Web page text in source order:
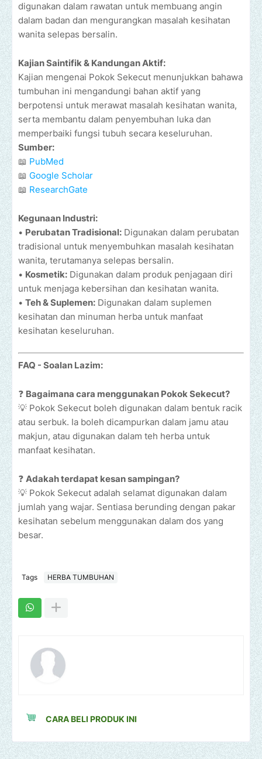
digunakan dalam rawatan untuk membuang angin
dalam badan dan mengurangkan masalah kesihatan
wanita selepas bersalin.
Kajian Saintifik & Kandungan Aktif:
Kajian mengenai Pokok Sekecut menunjukkan bahawa
tumbuhan ini mengandungi bahan aktif yang
berpotensi untuk merawat masalah kesihatan wanita,
serta membantu dalam penyembuhan luka dan
memperbaiki fungsi tubuh secara keseluruhan.
Sumber:
📖 PubMed
📖 Google Scholar
📖 ResearchGate
Kegunaan Industri:
• Perubatan Tradisional: Digunakan dalam perubatan
tradisional untuk menyembuhkan masalah kesihatan
wanita, terutamanya selepas bersalin.
• Kosmetik: Digunakan dalam produk penjagaan diri
untuk menjaga kebersihan dan kesihatan wanita.
• Teh & Suplemen: Digunakan dalam suplemen
kesihatan dan minuman herba untuk manfaat
kesihatan keseluruhan.
FAQ - Soalan Lazim:
❓ Bagaimana cara menggunakan Pokok Sekecut?
💡 Pokok Sekecut boleh digunakan dalam bentuk racik
atau serbuk. Ia boleh dicampurkan dalam jamu atau
makjun, atau digunakan dalam teh herba untuk
manfaat kesihatan.
❓ Adakah terdapat kesan sampingan?
💡 Pokok Sekecut adalah selamat digunakan dalam
jumlah yang wajar. Sentiasa berunding dengan pakar
kesihatan sebelum menggunakan dalam dos yang
besar.
Tags HERBA TUMBUHAN
CARA BELI PRODUK INI